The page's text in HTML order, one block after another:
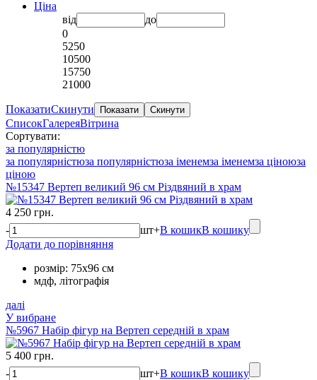
Ціна
від
до
0
5250
10500
15750
21000
ПоказатиСкинути
СписокГалереяВітрина
Сортувати:
за популярністю
за популярністюза популярністюза іменемза іменемза ціноюза
ціною
№15347 Вертеп великий 96 см Різдвяний в храм
4 250 грн.
-
шт+В кошикВ кошику
Додати до порівняння
розмір: 75х96 см
мдф, літографія
далі
У вибране
№5967 Набір фігур на Вертеп середній в храм
5 400 грн.
-
шт+В кошикВ кошику